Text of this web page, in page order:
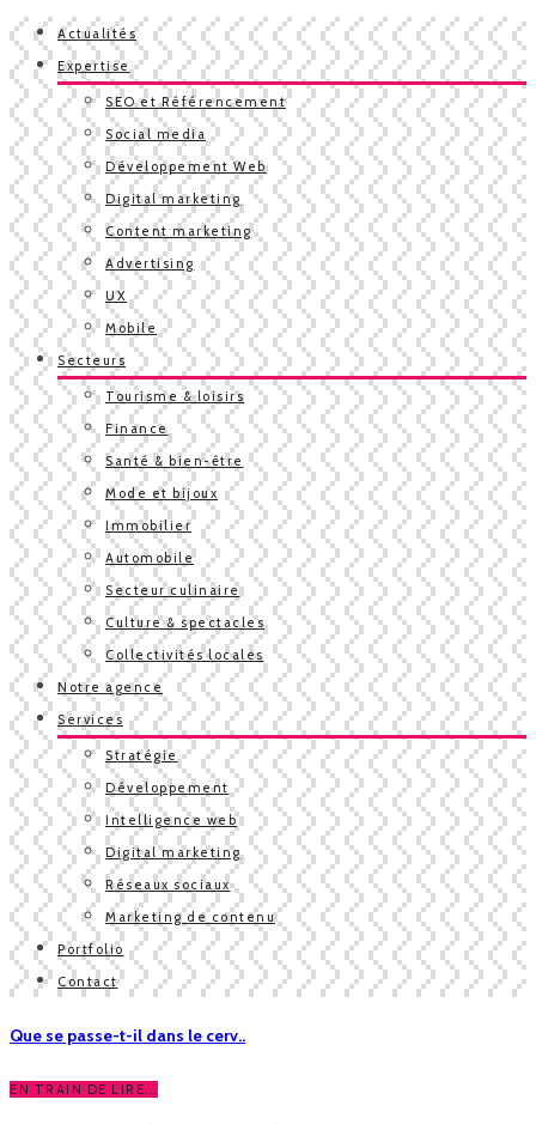
Actualités
Expertise
SEO et Référencement
Social media
Développement Web
Digital marketing
Content marketing
Advertising
UX
Mobile
Secteurs
Tourisme & loisirs
Finance
Santé & bien-être
Mode et bijoux
Immobilier
Automobile
Secteur culinaire
Culture & spectacles
Collectivités locales
Notre agence
Services
Stratégie
Développement
Intelligence web
Digital marketing
Réseaux sociaux
Marketing de contenu
Portfolio
Contact
Que se passe-t-il dans le cerv..
EN TRAIN DE LIRE...